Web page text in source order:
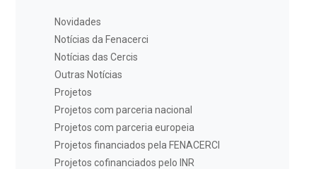
Novidades
Notícias da Fenacerci
Notícias das Cercis
Outras Notícias
Projetos
Projetos com parceria nacional
Projetos com parceria europeia
Projetos financiados pela FENACERCI
Projetos cofinanciados pelo INR